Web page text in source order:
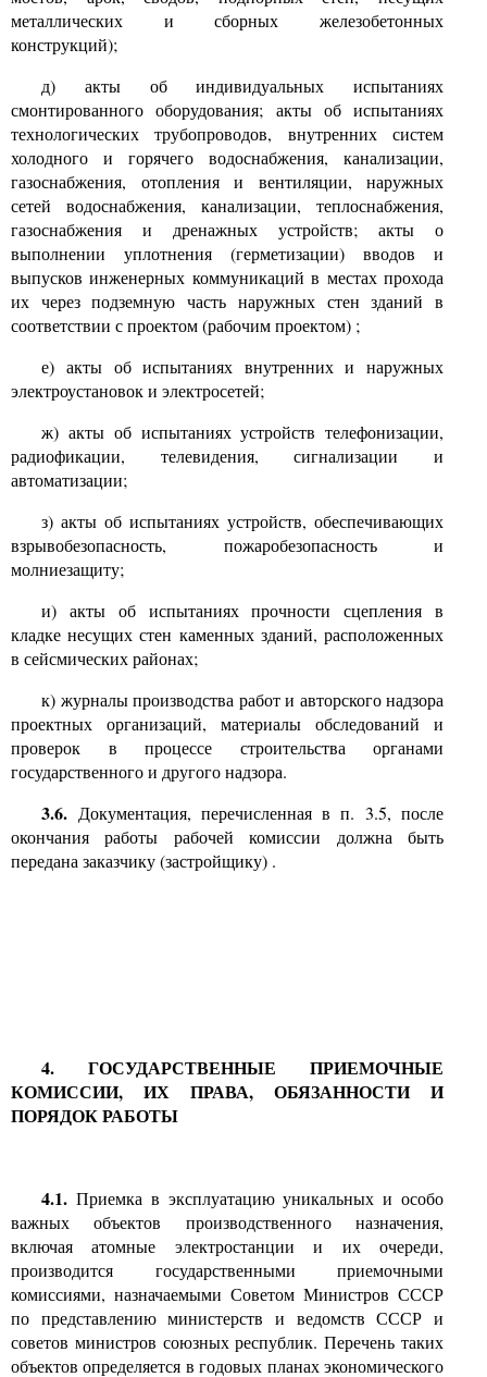
металлических и сборных железобетонных
конструкций);
д) акты об индивидуальных испытаниях
смонтированного оборудования; акты об испытаниях
технологических трубопроводов, внутренних систем
холодного и горячего водоснабжения, канализации,
газоснабжения, отопления и вентиляции, наружных
сетей водоснабжения, канализации, теплоснабжения,
газоснабжения и дренажных устройств; акты о
выполнении уплотнения (герметизации) вводов и
выпусков инженерных коммуникаций в местах прохода
их через подземную часть наружных стен зданий в
соответствии с проектом (рабочим проектом) ;
е) акты об испытаниях внутренних и наружных
электроустановок и электросетей;
ж) акты об испытаниях устройств телефонизации,
радиофикации, телевидения, сигнализации и
автоматизации;
з) акты об испытаниях устройств, обеспечивающих
взрывобезопасность, пожаробезопасность и
молниезащиту;
и) акты об испытаниях прочности сцепления в
кладке несущих стен каменных зданий, расположенных
в сейсмических районах;
к) журналы производства работ и авторского надзора
проектных организаций, материалы обследований и
проверок в процессе строительства органами
государственного и другого надзора.
3.6. Документация, перечисленная в п. 3.5, после
окончания работы рабочей комиссии должна быть
передана заказчику (застройщику) .
4. ГОСУДАРСТВЕННЫЕ ПРИЕМОЧНЫЕ
КОМИССИИ, ИХ ПРАВА, ОБЯЗАННОСТИ И
ПОРЯДОК РАБОТЫ
4.1. Приемка в эксплуатацию уникальных и особо
важных объектов производственного назначения,
включая атомные электростанции и их очереди,
производится государственными приемочными
комиссиями, назначаемыми Советом Министров СССР
по представлению министерств и ведомств СССР и
советов министров союзных республик. Перечень таких
объектов определяется в годовых планах экономического